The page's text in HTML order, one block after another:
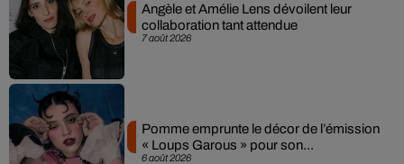
7 août 2026
Angèle et Amélie Lens dévoilent leur
collaboration tant attendue
6 août 2026
Pomme emprunte le décor de l’émission
« Loups Garous » pour son...